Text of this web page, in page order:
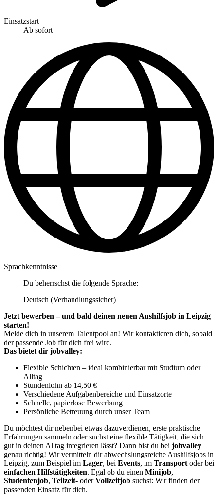
Einsatzstart
Ab sofort
Sprachkenntnisse
Du beherrschst die folgende Sprache:
Deutsch (Verhandlungssicher)
Jetzt bewerben – und bald deinen neuen Aushilfsjob in Leipzig
starten!
Melde dich in unserem Talentpool an! Wir kontaktieren dich, sobald
der passende Job für dich frei wird.
Das bietet dir jobvalley:
Flexible Schichten – ideal kombinierbar mit Studium oder
Alltag
Stundenlohn ab 14,50 €
Verschiedene Aufgabenbereiche und Einsatzorte
Schnelle, papierlose Bewerbung
Persönliche Betreuung durch unser Team
Du möchtest dir nebenbei etwas dazuverdienen, erste praktische
Erfahrungen sammeln oder suchst eine flexible Tätigkeit, die sich
gut in deinen Alltag integrieren lässt? Dann bist du bei jobvalley
genau richtig! Wir vermitteln dir abwechslungsreiche Aushilfsjobs in
Leipzig, zum Beispiel im Lager, bei Events, im Transport oder bei
einfachen Hilfstätigkeiten. Egal ob du einen Minijob,
Studentenjob, Teilzeit- oderVollzeitjob suchst: Wir finden den
passenden Einsatz für dich.